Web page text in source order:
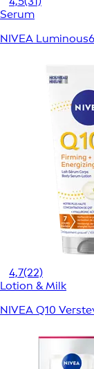
Serum
NIVEA
4,7(22)
Lotion & Milk
NIVEA Q10